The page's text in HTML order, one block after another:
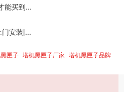
能买到...
安装|...
匣子 塔机黑匣子厂家 塔机黑匣子品牌